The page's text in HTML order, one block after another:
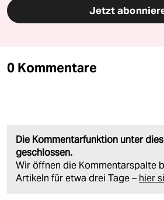
Jetzt
0 Kommentare
Die Kommentarfunktion unter
geschlossen.
Wir öffnen die Kommentarspalte
Artikeln für etwa drei Tage – hier